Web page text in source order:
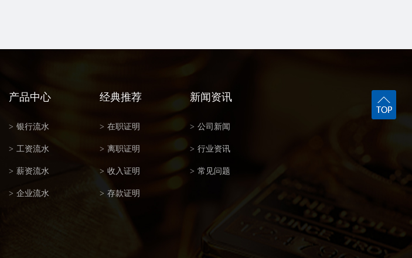
产品中心
> 银行流水
> 工资流水
> 薪资流水
> 企业流水
经典推荐
> 在职证明
> 离职证明
> 收入证明
> 存款证明
新闻资讯
> 公司新闻
> 行业资讯
> 常见问题